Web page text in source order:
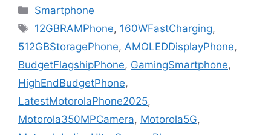
Categories
Smartphone
Tags
12GBRAMPhone, 160WFastCharging,
512GBStoragePhone, AMOLEDDisplayPhone,
BudgetFlagshipPhone, GamingSmartphone,
HighEndBudgetPhone,
LatestMotorolaPhone2025,
Motorola350MPCamera, Motorola5G,